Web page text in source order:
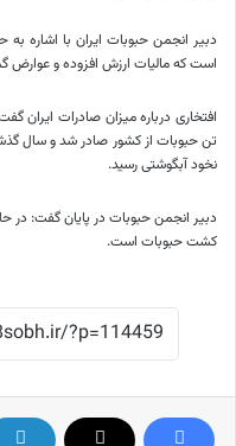
دبیر انجمن حبوبات ایران با اشاره
است که مالیات ارزش افزوده و
نخود آبگوشتی رسید.
کشت حبوبات است.